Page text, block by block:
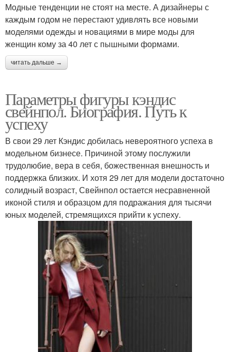
Модные тенденции не стоят на месте. А дизайнеры с
каждым годом не перестают удивлять все новыми
моделями одежды и новациями в мире моды для
женщин кому за 40 лет с пышными формами.
читать дальше →
Параметры фигуры кэндис
свейнпол. Биография. Путь к
успеху
В свои 29 лет Кэндис добилась невероятного успеха в
модельном бизнесе. Причиной этому послужили
трудолюбие, вера в себя, божественная внешность и
поддержка близких. И хотя 29 лет для модели достаточно
солидный возраст, Свейнпол остается несравненной
иконой стиля и образцом для подражания для тысячи
юных моделей, стремящихся прийти к успеху.